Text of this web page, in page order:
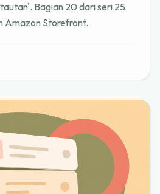
Bagian 20 dari seri 25
Amazon Storefront.